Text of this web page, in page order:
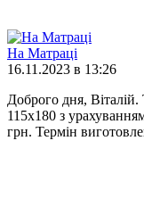
На Матраці
16.11.2023 в 13:26
Доброго дня,
115х180 з
грн. Термін